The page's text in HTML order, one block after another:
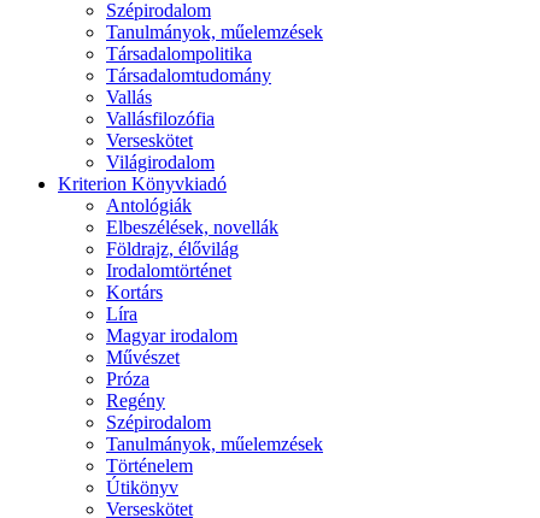
Szépirodalom
Tanulmányok, műelemzések
Társadalompolitika
Társadalomtudomány
Vallás
Vallásfilozófia
Verseskötet
Világirodalom
Kriterion Könyvkiadó
Antológiák
Elbeszélések, novellák
Földrajz, élővilág
Irodalomtörténet
Kortárs
Líra
Magyar irodalom
Művészet
Próza
Regény
Szépirodalom
Tanulmányok, műelemzések
Történelem
Útikönyv
Verseskötet